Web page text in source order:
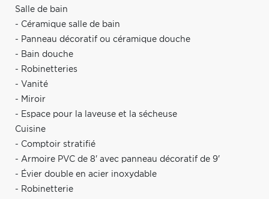
Salle de bain
- Céramique salle de bain
- Panneau décoratif ou céramique douche
- Bain douche
- Robinetteries
- Vanité
- Miroir
- Espace pour la laveuse et la sécheuse
Cuisine
- Comptoir stratifié
- Armoire PVC de 8' avec panneau décoratif de 9'
- Évier double en acier inoxydable
- Robinetterie